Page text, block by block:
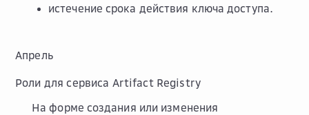
истечение срока действия ключа доступа.
Апрель
Роли для сервиса Artifact Registry
На форме создания или изменения